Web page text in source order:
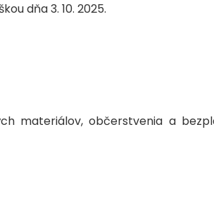
dňa 3. 10. 2025.
materiálov, občerstvenia a